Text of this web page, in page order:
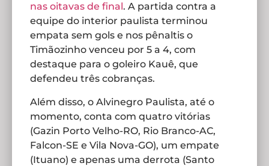
nas oitavas de final. A partida contra a
equipe do interior paulista terminou
empata sem gols e nos pênaltis o
Timãozinho venceu por 5 a 4, com
destaque para o goleiro Kauê, que
defendeu três cobranças.
Além disso, o Alvinegro Paulista, até o
momento, conta com quatro vitórias
(Gazin Porto Velho-RO, Rio Branco-AC,
Falcon-SE e Vila Nova-GO), um empate
(Ituano) e apenas uma derrota (Santo